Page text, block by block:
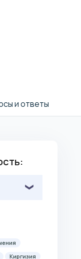
и ответы
Киргизия